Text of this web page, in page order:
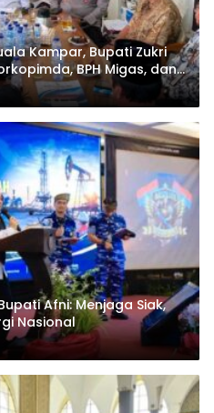
Kampar, Bupati Zukri
BPH Migas, dan
Afni: Menjaga Siak,
Nasional